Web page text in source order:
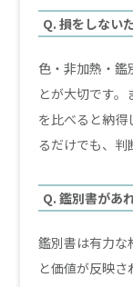
Q. 損をしない
色・非加熱・鑑
とが大切です
を比べると納得
るだけでも、判
Q. 鑑別書があ
鑑別書は有力な
と価値が反映